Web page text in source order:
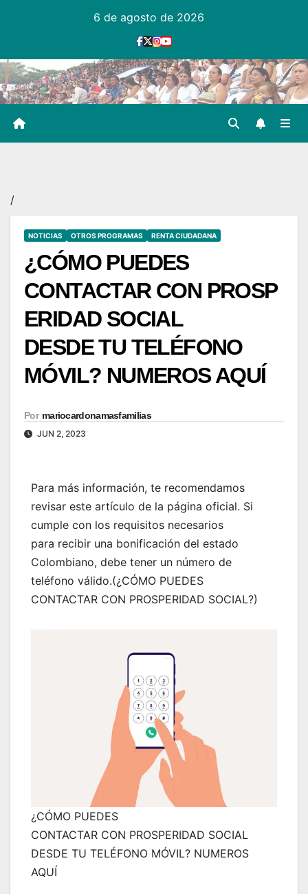
6 de agosto de 2026
/
NOTICIAS OTROS PROGRAMAS RENTA CIUDADANA
¿CÓMO PUEDES
CONTACTAR CON PROSP
ERIDAD SOCIAL
DESDE TU TELÉFONO
MÓVIL? NUMEROS AQUÍ
Por mariocardonamasfamilias
JUN 2, 2023
Para más información, te recomendamos
revisar este artículo de la página oficial. Si
cumple con los requisitos necesarios
para recibir una bonificación del estado
Colombiano, debe tener un número de
teléfono válido.(¿CÓMO PUEDES
CONTACTAR CON PROSPERIDAD SOCIAL?)
¿CÓMO PUEDES
CONTACTAR CON PROSPERIDAD SOCIAL
DESDE TU TELÉFONO MÓVIL? NUMEROS
AQUÍ